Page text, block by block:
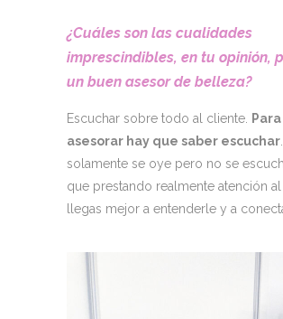
¿Cuáles son las cualidades
imprescindibles, en tu opinión,
un buen asesor de belleza?
Escuchar sobre todo al cliente.
Para
asesorar hay que saber escuchar
solamente se oye pero no se
que prestando realmente atención al
llegas mejor a entenderle y a